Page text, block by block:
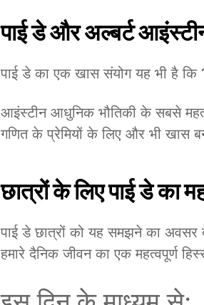
पाई डे और अल्बर्ट
पाई डे का एक खास संयोग यह भी है कि
आइंस्टीन आधुनिक भौतिकी के सबसे
गणित के प्रेमियों के लिए और भी खास
छात्रों के लिए पाई डे का
पाई डे छात्रों को यह समझने का अवसर
हमारे दैनिक जीवन का एक महत्वपूर्ण